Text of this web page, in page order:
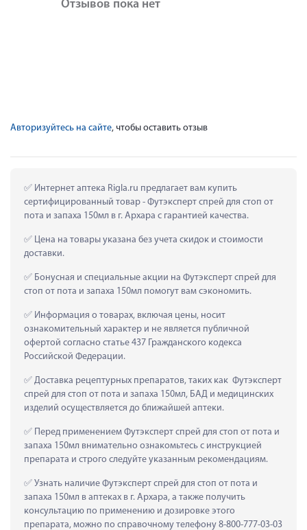
Отзывов пока нет
Авторизуйтесь на сайте, чтобы оставить отзыв
Интернет аптека Rigla.ru предлагает вам купить
сертифицированный товар - Футэксперт спрей для стоп от
пота и запаха 150мл в г. Архара с гарантией качества.
Цена на товары указана без учета скидок и стоимости
доставки.
Бонусная и специальные акции на Футэксперт спрей для
стоп от пота и запаха 150мл помогут вам сэкономить.
Информация о товарах, включая цены, носит
ознакомительный характер и не является публичной
офертой согласно статье 437 Гражданского кодекса
Российской Федерации.
Доставка рецептурных препаратов, таких как  Футэксперт
спрей для стоп от пота и запаха 150мл, БАД и медицинских
изделий осуществляется до ближайшей аптеки.
Перед применением Футэксперт спрей для стоп от пота и
запаха 150мл внимательно ознакомьтесь с инструкцией
препарата и строго следуйте указанным рекомендациям.
Узнать наличие Футэксперт спрей для стоп от пота и
запаха 150мл в аптеках в г. Архара, а также получить
консультацию по применению и дозировке этого
препарата, можно по справочному телефону 8-800-777-03-03